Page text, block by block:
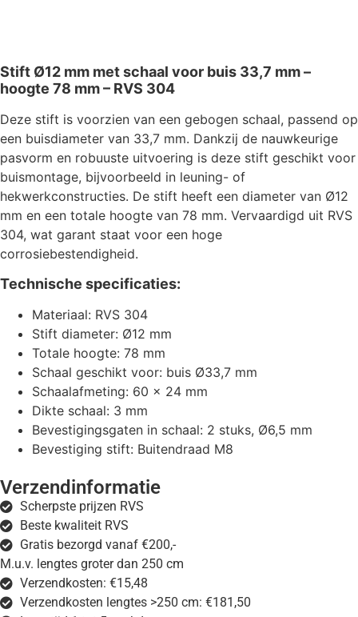
Stift Ø12 mm met schaal voor buis 33,7 mm –
hoogte 78 mm – RVS 304
Deze stift is voorzien van een gebogen schaal, passend op
een buisdiameter van 33,7 mm. Dankzij de nauwkeurige
pasvorm en robuuste uitvoering is deze stift geschikt voor
buismontage, bijvoorbeeld in leuning- of
hekwerkconstructies. De stift heeft een diameter van Ø12
mm en een totale hoogte van 78 mm. Vervaardigd uit RVS
304, wat garant staat voor een hoge
corrosiebestendigheid.
Technische specificaties:
Materiaal: RVS 304
Stift diameter: Ø12 mm
Totale hoogte: 78 mm
Schaal geschikt voor: buis Ø33,7 mm
Schaalafmeting: 60 x 24 mm
Dikte schaal: 3 mm
Bevestigingsgaten in schaal: 2 stuks, Ø6,5 mm
Bevestiging stift: Buitendraad M8
Verzendinformatie
Scherpste prijzen RVS
Beste kwaliteit RVS
Gratis bezorgd vanaf €200,-
M.u.v. lengtes groter dan 250 cm
Verzendkosten: €15,48
Verzendkosten lengtes >250 cm: €181,50